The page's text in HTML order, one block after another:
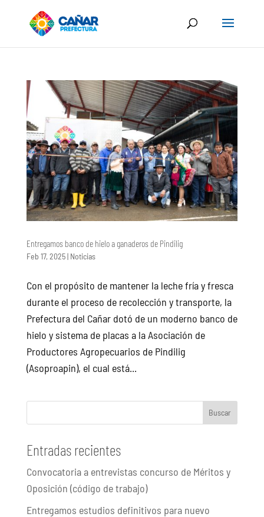
Entregamos banco de hielo a ganaderos de Pindilig
Feb 17, 2025| Noticias
Con el propósito de mantener la leche fría y fresca
durante el proceso de recolección y transporte, la
Prefectura del Cañar dotó de un moderno banco de
hielo y sistema de placas a la Asociación de
Productores Agropecuarios de Pindilig
(Asoproapin), el cual está...
Buscar
Entradas recientes
Convocatoria a entrevistas concurso de Méritos y
Oposición (código de trabajo)
Entregamos estudios definitivos para nuevo